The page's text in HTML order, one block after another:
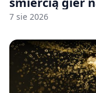
7 sie 2026